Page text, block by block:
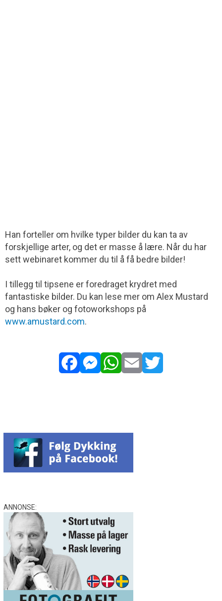
Han forteller om hvilke typer bilder du kan ta av
forskjellige arter, og det er masse å lære. Når du har
sett webinaret kommer du til å få bedre bilder!
I tillegg til tipsene er foredraget krydret med
fantastiske bilder. Du kan lese mer om Alex Mustard
og hans bøker og fotoworkshops på
www.amustard.com.
ANNONSE: